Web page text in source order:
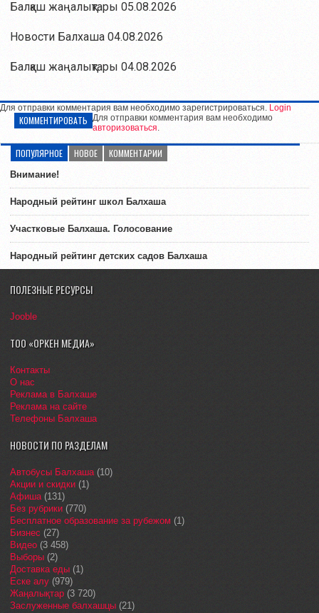
Балқаш жаңалықтары 05.08.2026
Новости Балхаша 04.08.2026
Балқаш жаңалықтары 04.08.2026
Для отправки комментария вам необходимо зарегистрироваться. Login
КОММЕНТИРОВАТЬ Для отправки комментария вам необходимо
авторизоваться.
ПОПУЛЯРНОЕ НОВОЕ КОММЕНТАРИИ
Внимание!
Народный рейтинг школ Балхаша
Участковые Балхаша. Голосование
Народный рейтинг детских садов Балхаша
ПОЛЕЗНЫЕ РЕСУРСЫ
Jooble
ТОО «ОРКЕН МЕДИА»
Контакты
О нас
Реклама в Балхаше
Реклама на сайте
Телефоны Балхаша
НОВОСТИ ПО РАЗДЕЛАМ
Автобусы Балхаша(10)
Акции и скидки (1)
Афиша(131)
Без рубрики (770)
Бесплатное образование за рубежом (1)
Бизнес (27)
Видео (3 458)
Выборы (2)
Доставка еды (1)
Еске алу (979)
Жаңалықтар (3 720)
Заслуженные балхашцы (21)